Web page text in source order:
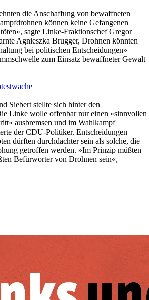
die Anschaffung von bewaffneten
können keine Gefangenen
sagte Linke-Fraktionschef Gregor
Agnieszka Brugger, Drohnen könnten
bei politischen Entscheidungen»
zum Einsatz bewaffneter Gewalt
Siebert stellte sich hinter den
Linke wolle offenbar nur einen »sinnvollen
ausbremsen und im Wahlkampf
der CDU-Politiker. Entscheidungen
dürften durchdachter sein als solche, die
getroffen werden. »Im Prinzip müßten
Befürworter von Drohnen sein«,